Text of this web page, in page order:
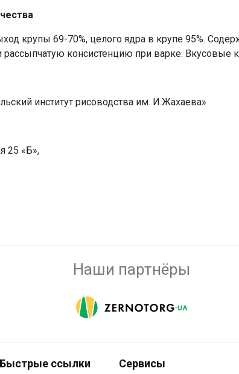
крупы 69-70%, целого ядра в крупе 95%.
рассыпчатую консистенцию при варке. Вкусовые
институт рисоводства им. И.Жахаева»
25 «Б»,
Наши партнёры
Быстрые ссылки Сервисы